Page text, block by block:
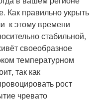
Как правильно укрыть
к этому времени
стабильной,
своеобразное
температурном
так как
рост
чревато